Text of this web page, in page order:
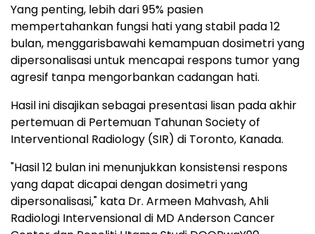
Yang penting, lebih dari 95% pasien
mempertahankan fungsi hati yang stabil pada 12
bulan, menggarisbawahi kemampuan dosimetri yang
dipersonalisasi untuk mencapai respons tumor yang
agresif tanpa mengorbankan cadangan hati.
Hasil ini disajikan sebagai presentasi lisan pada akhir
pertemuan di Pertemuan Tahunan Society of
Interventional Radiology (SIR) di Toronto, Kanada.
"Hasil 12 bulan ini menunjukkan konsistensi respons
yang dapat dicapai dengan dosimetri yang
dipersonalisasi," kata Dr. Armeen Mahvash, Ahli
Radiologi Intervensional di MD Anderson Cancer